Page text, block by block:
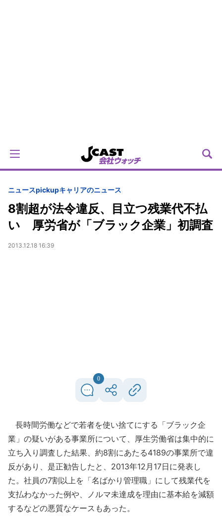
ニュースpickupキャリアのニュース
8割超が法令違反、目立つ残業代不払
い 厚労省が「ブラック企業」初調査
2013.12.18 16:39
0
長時間労働などで若者を使い捨てにする「ブラック企
業」の疑いがある事業所について、厚生労働省は集中的に
立ち入り調査した結果、約8割にあたる4189の事業所で違
反があり、是正勧告したと、2013年12月17日に発表し
た。社員の7割以上を「名ばかり管理職」にして残業代を
支払わなかった例や、ノルマ未達成を理由に基本給を減額
するなどの悪質なケースもあった。